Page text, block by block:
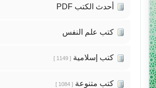
أحدث الكتب PDF
كتب علم النفس
كتب إسلامية [ 1149 ]
كتب متنوعة [ 1084 ]